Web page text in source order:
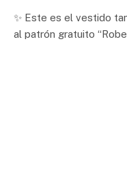
✨ Este es el vestido
al patrón gratuito